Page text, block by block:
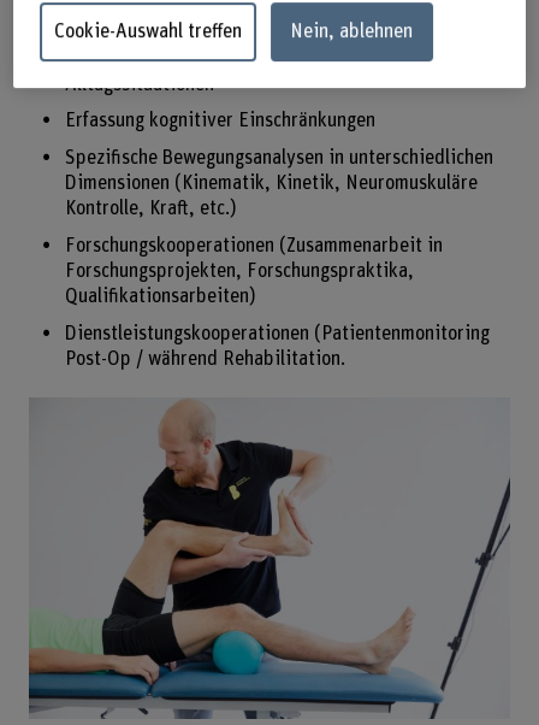
Partner an Ihrer Seite. Unser Angebot umfasst:
Analyse der körperlichen Leistungsfähigkeit in
Alltagssituationen
Erfassung kognitiver Einschränkungen
Spezifische Bewegungsanalysen in unterschiedlichen
Dimensionen (Kinematik, Kinetik, Neuromuskuläre
Kontrolle, Kraft, etc.)
Forschungskooperationen (Zusammenarbeit in
Forschungsprojekten, Forschungspraktika,
Qualifikationsarbeiten)
Dienstleistungskooperationen (Patientenmonitoring
Post-Op / während Rehabilitation.
Cookie-Auswahl treffen Nein, ablehnen